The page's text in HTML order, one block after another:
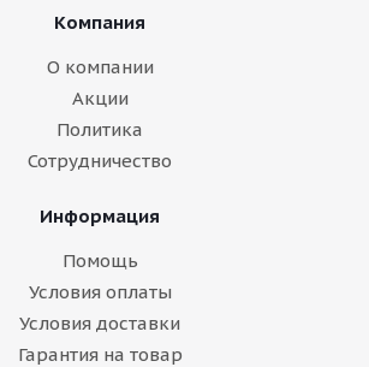
Компания
О компании
Акции
Политика
Сотрудничество
Информация
Помощь
Условия оплаты
Условия доставки
Гарантия на товар